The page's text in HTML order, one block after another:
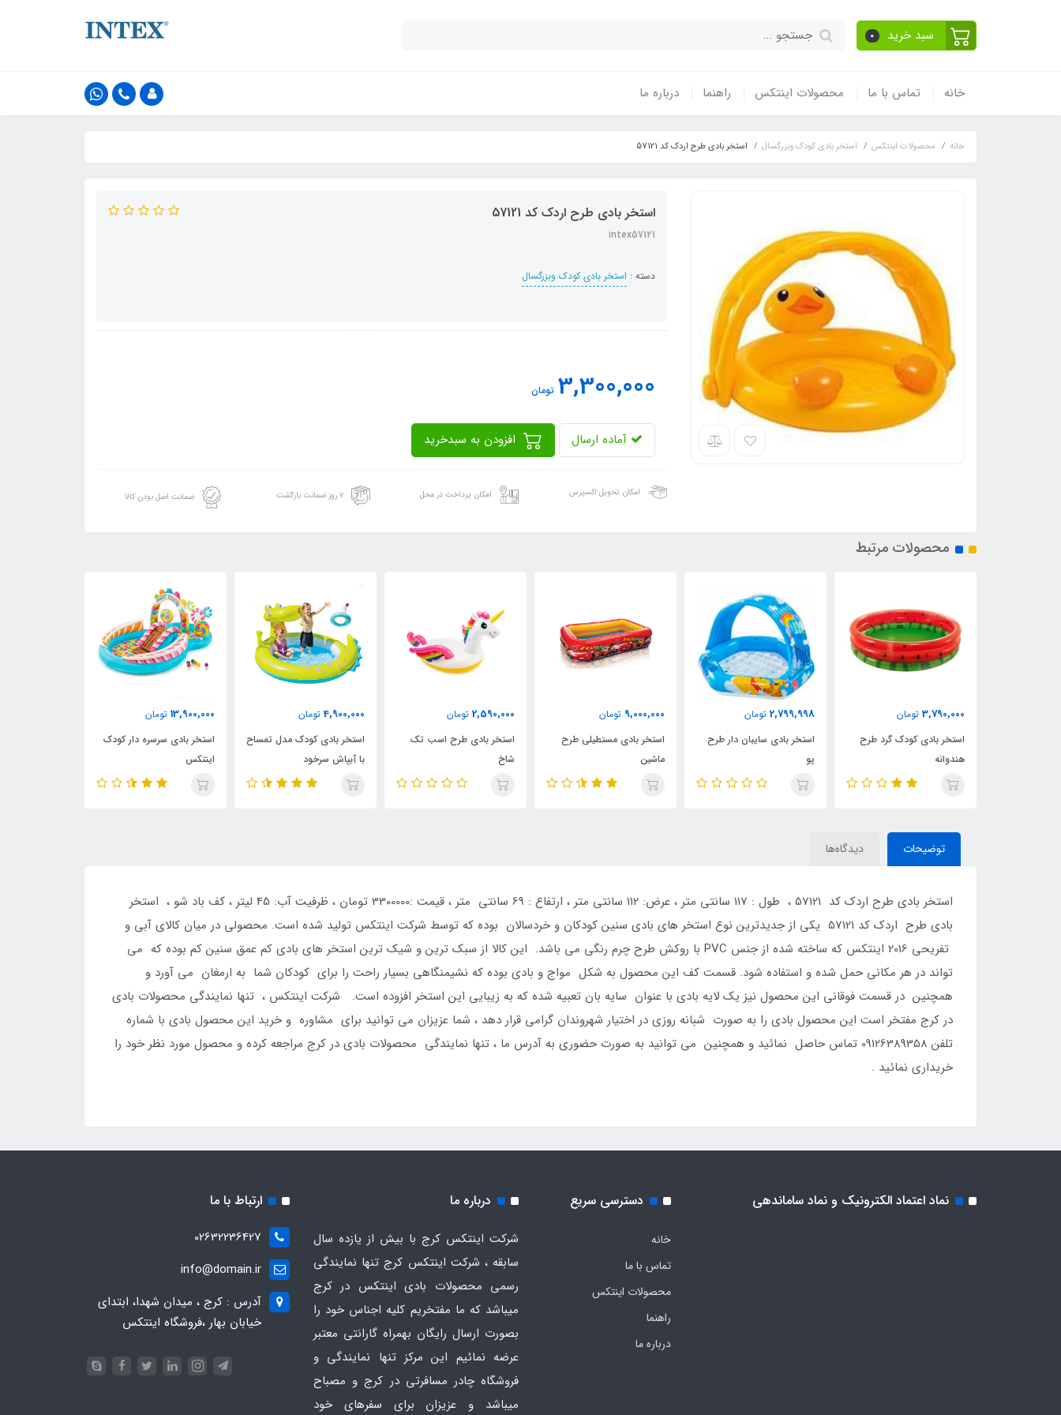
سبد خرید 0
خانه تماس با ما محصولات اینتکس راهنما درباره ما
خانه محصولات اینتکس استخر بادی کودک وبزرگسال استخر بادی طرح اردک کد 57121
استخر بادی طرح اردک کد 57121
intex57121
دسته : استخر بادی کودک وبزرگسال
3,300,000 تومان
آماده ارسال
امکان تحویل اکسپرس امکان پرداخت در محل ۷ روز ضمانت بازگشت ضمانت اصل بودن کالا
محصولات مرتبط
2,799,998 تومان
استخر بادی سایبان دار طرح
پو
9,000,000 تومان
استخر بادی مستطیلی طرح
ماشین
2,590,000 تومان
استخر بادی طرح اسب تک
شاخ
4,900,000 تومان
استخر بادی کودک مدل تمساح
با آبپاش سرخود
13,900,000 تومان
استخر بادی سرسره دار کودک
اینتکس
13,900,000 تومان
استخر بادی کودک طرح اژدها
توضیحات دیدگاه‌ها
استخر بادی طرح اردک کد 57121 ، طول : 117 سانتی متر ، عرض: 112 سانتی متر ، ارتفاع : 69 سانتی متر ، قیمت :3300000 تومان ، ظرفیت آب: 45 لیتر ، کف باد شو ، استخر
بادی طرح اردک کد 57121 یکی از جدیدترین نوع استخر های بادی سنین کودکان و خردسالان بوده که توسط شرکت اینتکس تولید شده است. محصولی در میان کالای آبی و
تفریحی 2016 اینتکس که ساخته شده از جنس PVC با روکش طرح چرم رنگی می باشد. این کالا از سبک ترین و شیک ترین استخر های بادی کم عمق سنین کم بوده که می
تواند در هر مکانی حمل شده و استفاده شود. قسمت کف این محصول به شکل مواج و بادی بوده که نشیمنگاهی بسیار راحت را برای کودکان شما به ارمغان می آورد و
همچنین در قسمت فوقانی این محصول نیز یک لایه بادی با عنوان سایه بان تعبیه شده که به زیبایی این استخر افزوده است. شرکت اینتکس ، تنها نمایندگی محصولات بادی
در کرج مفتخر است این محصول بادی را به صورت شبانه روزی در اختیار شهروندان گرامی قرار دهد ، شما عزیزان می توانید برای مشاوره و خرید این محصول بادی با شماره
تلفن 09126389358 تماس حاصل نمائید و همچنین می توانید به صورت حضوری به آدرس ما ، تنها نمایندگی محصولات بادی در کرج مراجعه کرده و محصول مورد نظر خود را
خریداری نمائید .
نماد اعتماد الکترونیک و نماد ساماندهی دسترسی سریع
خانه
تماس با ما
محصولات اینتکس
راهنما
درباره ما
درباره ما
شرکت اینتکس کرج با بیش از یازده سال
سابقه ، شرکت اینتکس کرج تنها نمایندگی
رسمی محصولات بادی اینتکس در کرج
میباشد که ما مفتخریم کلیه اجناس خود را
بصورت ارسال رایگان بهمراه گارانتی معتبر
عرضه نمائیم این مرکز تنها نمایندگی و
فروشگاه چادر مسافرتی در کرج و مصباح
میباشد و عزیزان برای سفرهای خود
ارتباط با ما
02632236427
info@domain.ir
آدرس : کرج ، میدان شهدا، ابتدای
خیابان بهار ،فروشگاه اینتکس